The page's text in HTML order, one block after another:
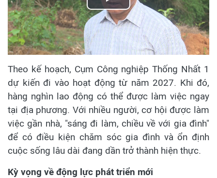
Play
Video
Theo kế hoạch, Cụm Công nghiệp Thống Nhất 1
dự kiến đi vào hoạt động từ năm 2027. Khi đó,
hàng nghìn lao động có thể được làm việc ngay
tại địa phương. Với nhiều người, cơ hội được làm
việc gần nhà, "sáng đi làm, chiều về với gia đình"
để có điều kiện chăm sóc gia đình và ổn định
cuộc sống lâu dài đang dần trở thành hiện thực.
Kỳ vọng về động lực phát triển mới